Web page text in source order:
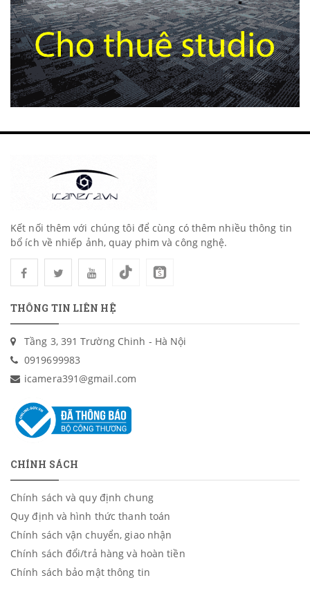
Kết nối thêm với chúng tôi để cùng có thêm nhiều thông tin
bổ ích về nhiếp ảnh, quay phim và công nghệ.
THÔNG TIN LIÊN HỆ
Tầng 3, 391 Trường Chinh - Hà Nội
0919699983
icamera391@gmail.com
CHÍNH SÁCH
Chính sách và quy định chung
Quy định và hình thức thanh toán
Chính sách vận chuyển, giao nhận
Chính sách đổi/trả hàng và hoàn tiền
Chính sách bảo mật thông tin